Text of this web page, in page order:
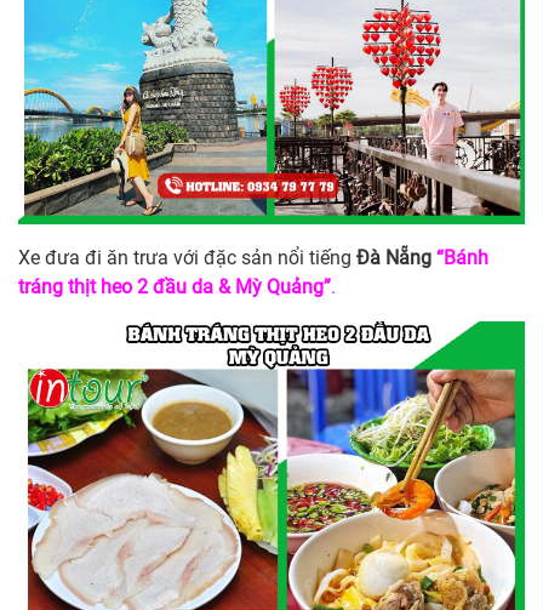
Xe đưa đi ăn trưa với đặc sản nổi tiếng Đà Nẵng “Bánh
tráng thịt heo 2 đầu da & Mỳ Quảng”.